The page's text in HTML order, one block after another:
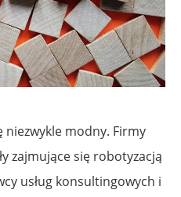
niezwykle modny. Firmy
zajmujące się robotyzacją
usług konsultingowych i